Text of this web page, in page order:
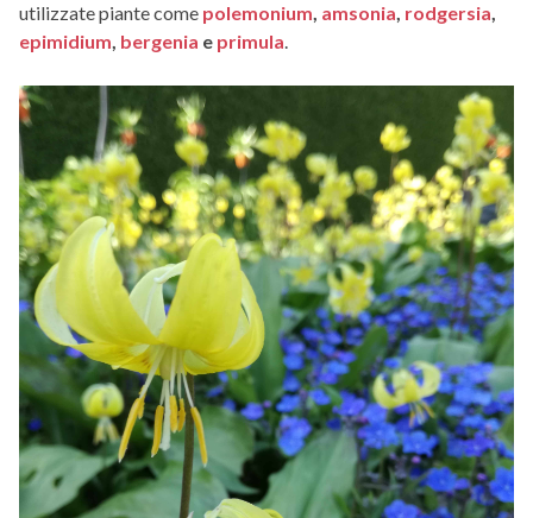
utilizzate piante come polemonium, amsonia, rodgersia,
epimidium, bergenia e primula.